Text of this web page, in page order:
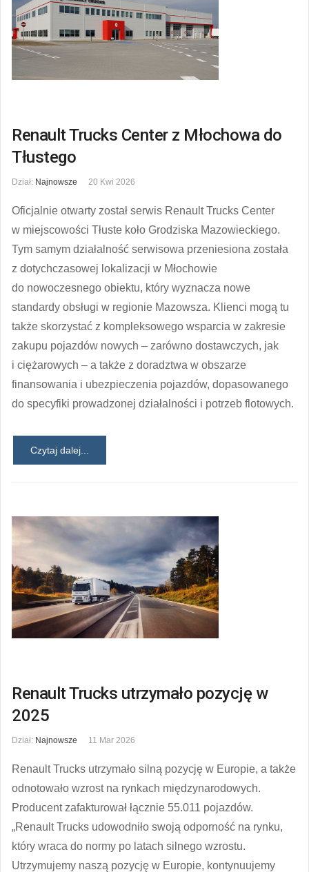
Renault Trucks Center z Młochowa do
Tłustego
Dział: Najnowsze 20 Kwi 2026
Oficjalnie otwarty został serwis Renault Trucks Center
w miejscowości Tłuste koło Grodziska Mazowieckiego.
Tym samym działalność serwisowa przeniesiona została
z dotychczasowej lokalizacji w Młochowie
do nowoczesnego obiektu, który wyznacza nowe
standardy obsługi w regionie Mazowsza. Klienci mogą tu
także skorzystać z kompleksowego wsparcia w zakresie
zakupu pojazdów nowych – zarówno dostawczych, jak
i ciężarowych – a także z doradztwa w obszarze
finansowania i ubezpieczenia pojazdów, dopasowanego
do specyfiki prowadzonej działalności i potrzeb flotowych.
Czytaj dalej...
Renault Trucks utrzymało pozycję w
2025
Dział: Najnowsze 11 Mar 2026
Renault Trucks utrzymało silną pozycję w Europie, a także
odnotowało wzrost na rynkach międzynarodowych.
Producent zafakturował łącznie 55.011 pojazdów.
„Renault Trucks udowodniło swoją odporność na rynku,
który wraca do normy po latach silnego wzrostu.
Utrzymujemy naszą pozycję w Europie, kontynuujemy